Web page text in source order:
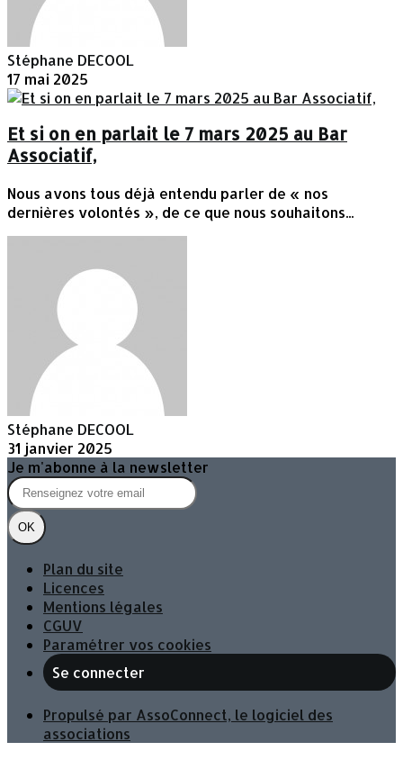
Stéphane DECOOL
17 mai 2025
Et si on en parlait le 7 mars 2025 au Bar
Associatif,
Nous avons tous déjà entendu parler de « nos
dernières volontés », de ce que nous souhaitons...
Stéphane DECOOL
31 janvier 2025
Je m'abonne à la newsletter
OK
Plan du site
Licences
Mentions légales
CGUV
Paramétrer vos cookies
Se connecter
Propulsé par AssoConnect, le logiciel des
associations